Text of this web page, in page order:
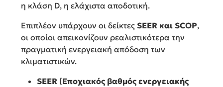
η κλάση D, η ελάχιστα αποδοτική.
Επιπλέον υπάρχουν οι δείκτες SEER και SCOP,
οι οποίοι απεικονίζουν ρεαλιστικότερα την
πραγματική ενεργειακή απόδοση των
κλιματιστικών.
SEER (Εποχιακός βαθμός ενεργειακής